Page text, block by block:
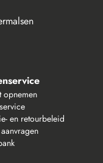
opnemen
en retourbeleid